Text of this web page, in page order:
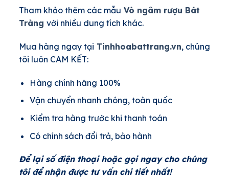
Tham khảo thêm các mẫu Vò ngâm rượu Bát
Tràng với nhiều dung tích khác.
Mua hàng ngay tại Tinhhoabattrang.vn, chúng
tôi luôn CAM KẾT:
Hàng chính hãng 100%
Vận chuyển nhanh chóng, toàn quốc
Kiểm tra hàng trước khi thanh toán
Có chính sách đổi trả, bảo hành
Để lại số điện thoại hoặc gọi ngay cho chúng
tôi để nhận được tư vấn chi tiết nhất!